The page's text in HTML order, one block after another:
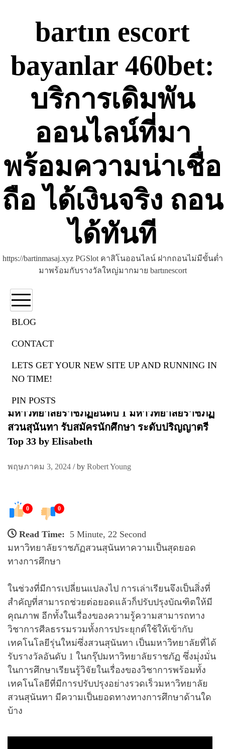
bartın escort
bayanlar 460bet:
บริการเดิมพัน
ออนไลน์ที่มา
พร้อมความน่าเชื่อ
ถือ ได้เงินจริง ถอน
ได้ทันที
https://bartinmasaj.xyz PGSlot คาสิโนออนไลน์ ฝากถอนไม่มีขั้นต่ำ
มาพร้อมกับรางวัลใหญ่มากมาย bartınescort
BLOG
CONTACT
LETS GET YOUR NEW SITE UP AND RUNNING IN
NO TIME!
PIN POSTS
มหาวิทยาลัยราชภัฏ Ssru.ac.th 3 มิ.ย. 67 ราชภัฏ
สวนสุนันทา Rajabhat Universityรับสมัคร
นักศึกษา มหาวิทยาลัยราชภัฏสวนสุนันทา
มหาวิทยาลัยราชภัฏอันดับ 1 มหาวิทยาลัยราชภัฏ
สวนสุนันทา รับสมัครนักศึกษา ระดับปริญญาตรี
Top 33 by Elisabeth
พฤษภาคม 3, 2024 / by Robert Young
0 0
Read Time: 5 Minute, 22 Second
มหาวิทยาลัยราชภัฏสวนสุนันทาความเป็นสุดยอด
ทางการศึกษา
ในช่วงที่มีการเปลี่ยนแปลงไป การเล่าเรียนจึงเป็นสิ่งที่
สำคัญที่สามารถช่วยต่อยอดแล้วก็ปรับปรุงบัณฑิตให้มี
คุณภาพ อีกทั้งในเรื่องของความรู้ความสามารถทาง
วิชาการศีลธรรมรวมทั้งการประยุกต์ใช้ให้เข้ากับ
เทคโนโลยีรุ่นใหม่ซึ่งสวนสุนันทา เป็นมหาวิทยาลัยที่ได้
รับรางวัลอันดับ 1 ในกรุ๊ปมหาวิทยาลัยราชภัฏ ซึ่งมุ่งมั่น
ในการศึกษาเรียนรู้วิจัยในเรื่องของวิชาการพร้อมทั้ง
เทคโนโลยีที่มีการปรับปรุงอย่างรวดเร็วมหาวิทยาลัย
สวนสุนันทา มีความเป็นยอดทางทางการศึกษาด้านใด
บ้าง